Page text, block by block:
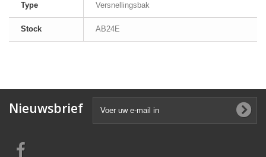
Type Versnellingsbak
Stock AB24E
Nieuwsbrief